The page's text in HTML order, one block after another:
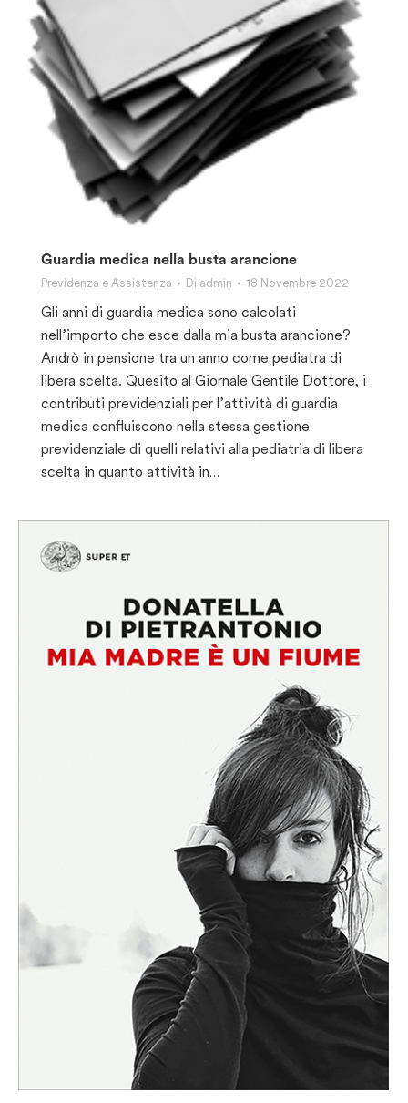
Guardia medica nella busta arancione
Previdenza e Assistenza Di admin 18 Novembre 2022
Gli anni di guardia medica sono calcolati
nell’importo che esce dalla mia busta arancione?
Andrò in pensione tra un anno come pediatra di
libera scelta. Quesito al Giornale Gentile Dottore, i
contributi previdenziali per l’attività di guardia
medica confluiscono nella stessa gestione
previdenziale di quelli relativi alla pediatria di libera
scelta in quanto attività in…